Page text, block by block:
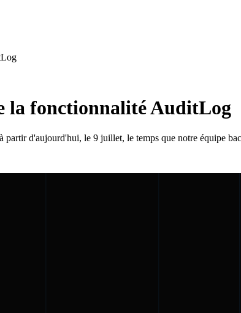
la fonctionnalité AuditLog
d'aujourd'hui, le 9 juillet, le temps que notre équipe